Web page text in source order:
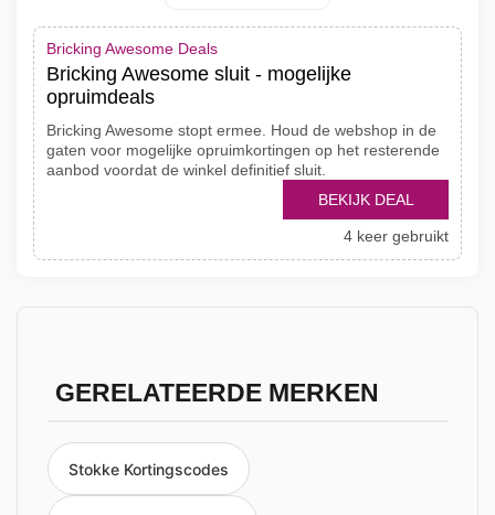
Bricking Awesome Deals
Bricking Awesome sluit - mogelijke
opruimdeals
Bricking Awesome stopt ermee. Houd de webshop in de
gaten voor mogelijke opruimkortingen op het resterende
aanbod voordat de winkel definitief sluit.
BEKIJK DEAL
4 keer gebruikt
GERELATEERDE MERKEN
Stokke Kortingscodes